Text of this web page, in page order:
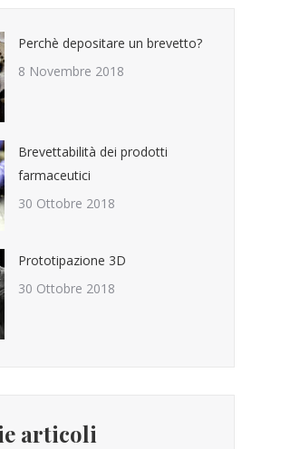
Perchè depositare un brevetto?
8 Novembre 2018
Brevettabilità dei prodotti
farmaceutici
30 Ottobre 2018
Prototipazione 3D
30 Ottobre 2018
articoli